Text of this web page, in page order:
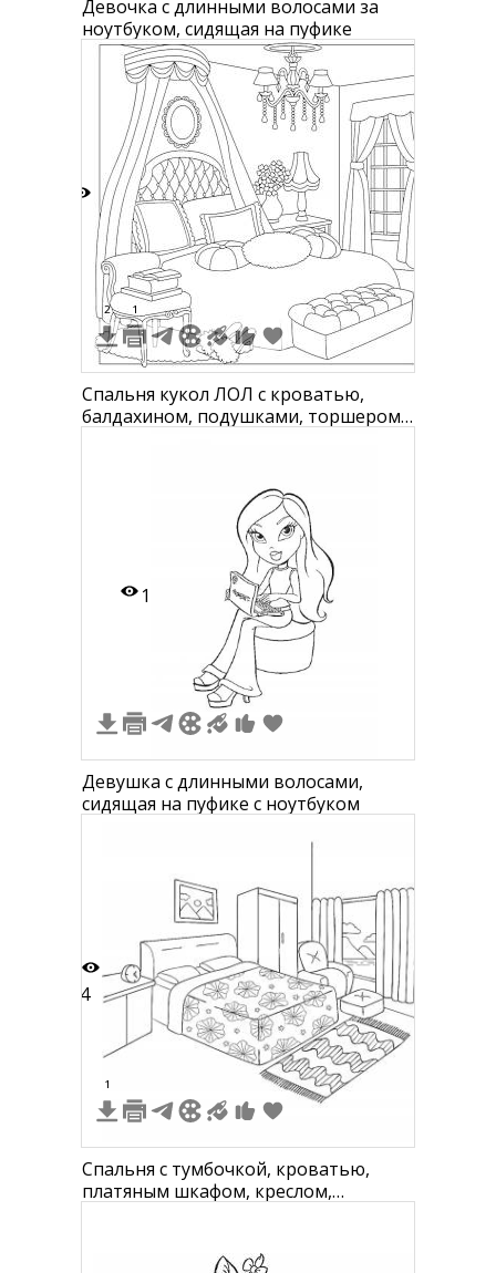
Девочка с длинными волосами за
ноутбуком, сидящая на пуфике
2 1
Спальня кукол ЛОЛ с кроватью,
балдахином, подушками, торшером,
1
Девушка с длинными волосами,
сидящая на пуфике с ноутбуком
4
1
Спальня с тумбочкой, кроватью,
платяным шкафом, креслом,